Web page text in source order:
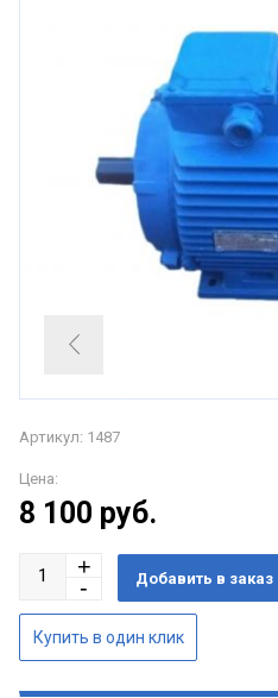
Артикул: 1487
Цена:
8 100 руб.